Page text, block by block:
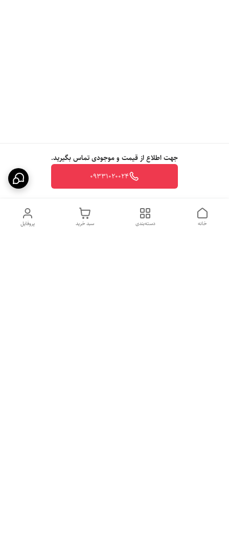
جهت اطلاع از قیمت و موجودی تماس بگیرید.
09331020024
پروفایل سبد خرید دسته‌بندی خانه